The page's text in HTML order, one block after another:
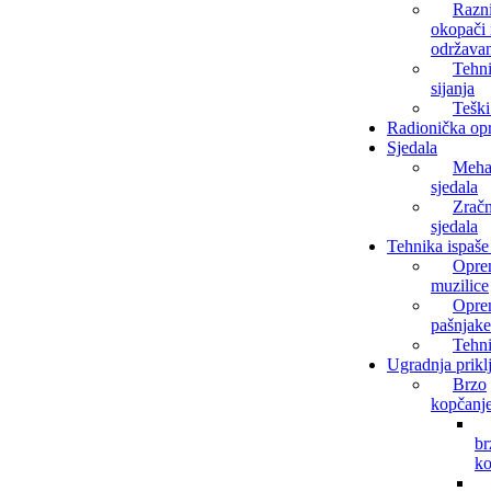
Razni
okopači
sijanja
Radionička
Sjedala
sjedala
sjedala
Tehnika
muzilice
pašnjake
Ugradnja
Brzo